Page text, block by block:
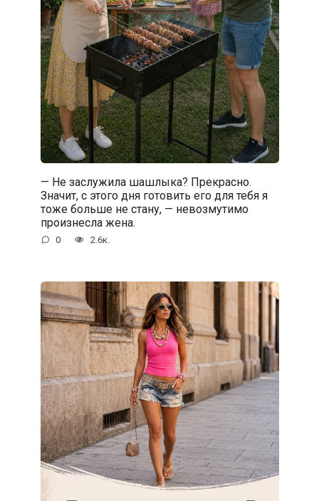
— Не заслужила шашлыка? Прекрасно.
Значит, с этого дня готовить его для тебя я
тоже больше не стану, — невозмутимо
произнесла жена.
0 2.6к.